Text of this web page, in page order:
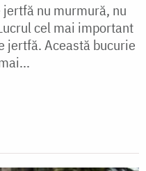
nu murmură, nu
cel mai important
jertfă. Această bucurie